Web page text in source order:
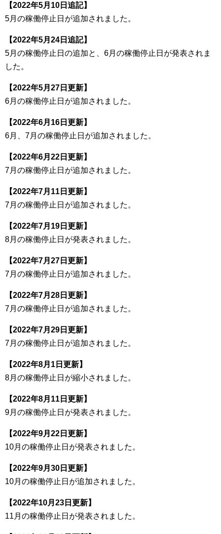
【2022年5月10日追記】
5月の稼働停止日が追加されました。
【2022年5月24日追記】
5月の稼働停止日の追加と、6月の稼働停止日が発表されま
した。
【2022年5月27日更新】
6月の稼働停止日が追加されました。
【2022年6月16日更新】
6月、7月の稼働停止日が追加されました。
【2022年6月22日更新】
7月の稼働停止日が追加されました。
【2022年7月11日更新】
7月の稼働停止日が追加されました。
【2022年7月19日更新】
8月の稼働停止日が発表されました。
【2022年7月27日更新】
7月の稼働停止日が追加されました。
【2022年7月28日更新】
7月の稼働停止日が追加されました。
【2022年7月29日更新】
7月の稼働停止日が追加されました。
【2022年8月1日更新】
8月の稼働停止日が縮小されました。
【2022年8月11日更新】
9月の稼働停止日が発表されました。
【2022年9月22日更新】
10月の稼働停止日が発表されました。
【2022年9月30日更新】
10月の稼働停止日が追加されました。
【2022年10月23日更新】
11月の稼働停止日が発表されました。